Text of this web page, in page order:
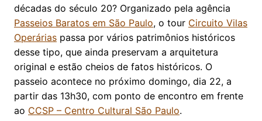
décadas do século 20? Organizado pela agência
Passeios Baratos em São Paulo, o tour Circuito Vilas
Operárias passa por vários patrimônios históricos
desse tipo, que ainda preservam a arquitetura
original e estão cheios de fatos históricos. O
passeio acontece no próximo domingo, dia 22, a
partir das 13h30, com ponto de encontro em frente
ao CCSP – Centro Cultural São Paulo.